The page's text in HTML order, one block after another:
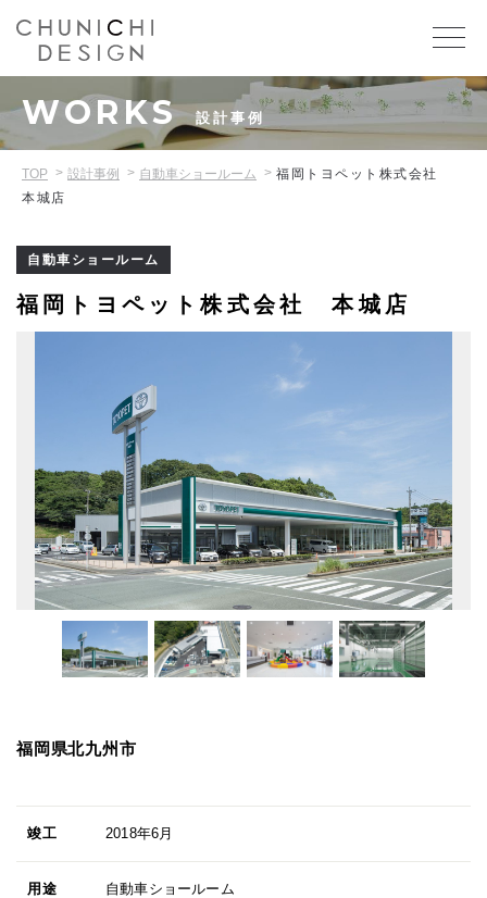
WORKS 設計事例
TOP 設計事例 自動車ショールーム
福岡トヨペット株式会社
本城店
自動車ショールーム
福岡トヨペット株式会社 本城店
福岡県北九州市
竣工 2018年6月
用途 自動車ショールーム